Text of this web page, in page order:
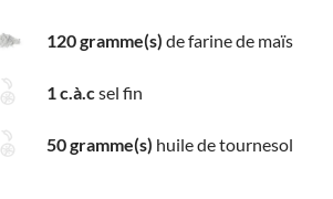
120 gramme(s) de farine de maïs
1 c.à.c sel fin
50 gramme(s) huile de tournesol